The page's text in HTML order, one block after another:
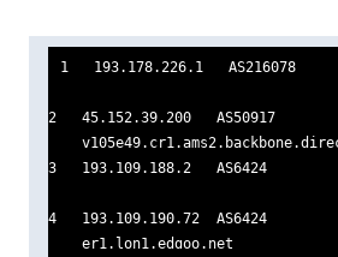
1   193.178.226.1   AS216078
2   45.152.39.200   AS50917
3   193.109.188.2   AS6424
4   193.109.190.72  AS6424
er1.lon1.edgoo.net